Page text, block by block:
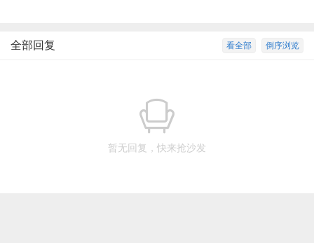
倒序浏览
看全部
全部回复
暂无回复，快来抢沙发